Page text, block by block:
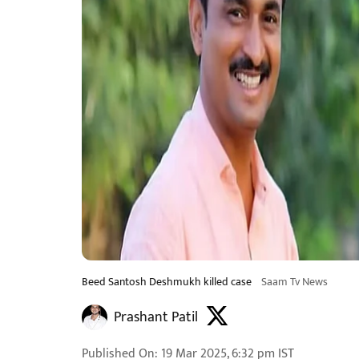
Beed Santosh Deshmukh killed case Saam Tv News
Prashant Patil
Published On: 19 Mar 2025, 6:32 pm IST